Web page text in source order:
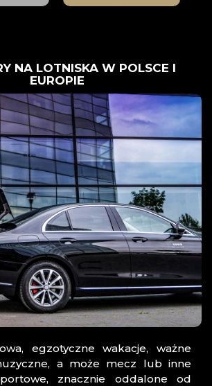
NA LOTNISKA W POLSCE I
EUROPIE
egzotyczne wakacje, ważne
a może mecz lub inne
znacznie oddalone od